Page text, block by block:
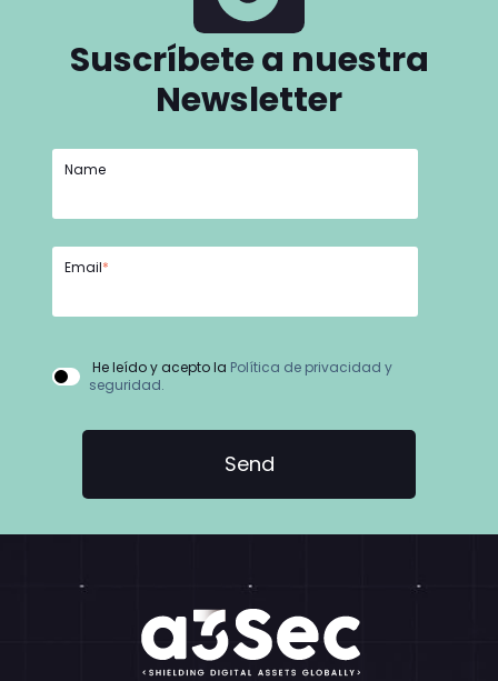
Suscríbete a nuestra
Newsletter
Name
Email*
He leído y acepto la Política de privacidad y
seguridad.